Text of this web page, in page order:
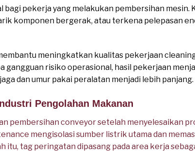
pekerja yang melakukan pembersihan mesin.
komponen bergerak, atau terkena pelepasan
meningkatkan kualitas pekerjaan
gangguan risiko operasional, hasil pekerjaan
dan umur pakai peralatan menjadi lebih panjang.
Pengolahan Makanan
pembersihan conveyor setelah menyelesaikan
mengisolasi sumber listrik utama dan
tag peringatan dipasang pada area kerja